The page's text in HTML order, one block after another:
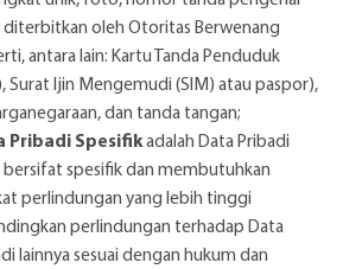
diterbitkan oleh Otoritas Berwenang
antara lain: Kartu Tanda Penduduk
Surat Ijin Mengemudi (SIM) atau paspor),
dan tanda tangan;
Pribadi Spesifikadalah Data Pribadi
bersifat spesifik dan membutuhkan
perlindungan yang lebih tinggi
perlindungan terhadap Data
lainnya sesuai dengan hukum dan